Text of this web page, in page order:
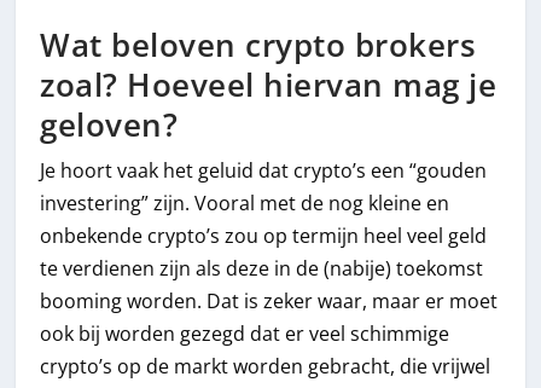
Wat beloven crypto brokers
zoal? Hoeveel hiervan mag je
geloven?
Je hoort vaak het geluid dat crypto’s een “gouden
investering” zijn. Vooral met de nog kleine en
onbekende crypto’s zou op termijn heel veel geld
te verdienen zijn als deze in de (nabije) toekomst
booming worden. Dat is zeker waar, maar er moet
ook bij worden gezegd dat er veel schimmige
crypto’s op de markt worden gebracht, die vrijwel